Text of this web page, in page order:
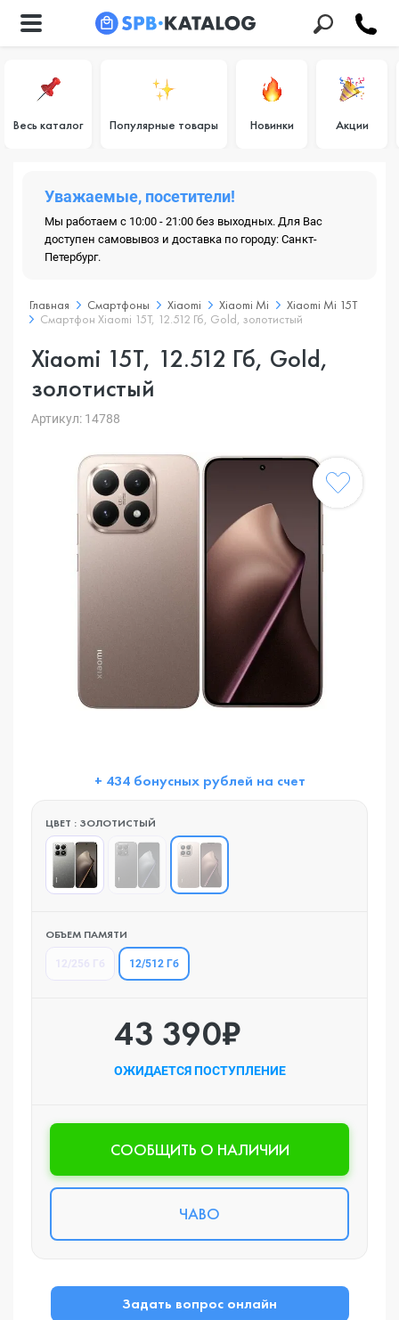
Весь каталог Популярные товары Новинки Акции
Уважаемые, посетители!
Мы работаем с 10:00 - 21:00 без выходных. Для Вас
доступен самовывоз и доставка по городу: Санкт-
Петербург.
Главная Смартфоны Xiaomi Xiaomi Mi
Xiaomi Mi 15T
Смартфон Xiaomi 15T, 12.512 Гб, Gold, золотистый
Xiaomi 15T, 12.512 Гб, Gold,
золотистый
Артикул: 14788
+ 434 бонусных рублей на счет
ЦВЕТ : ЗОЛОТИСТЫЙ
ОБЪЕМ ПАМЯТИ
12/512 Гб
43 390₽
ОЖИДАЕТСЯ ПОСТУПЛЕНИЕ
CООБЩИТЬ О НАЛИЧИИ
ЧАВО
Задать вопрос онлайн